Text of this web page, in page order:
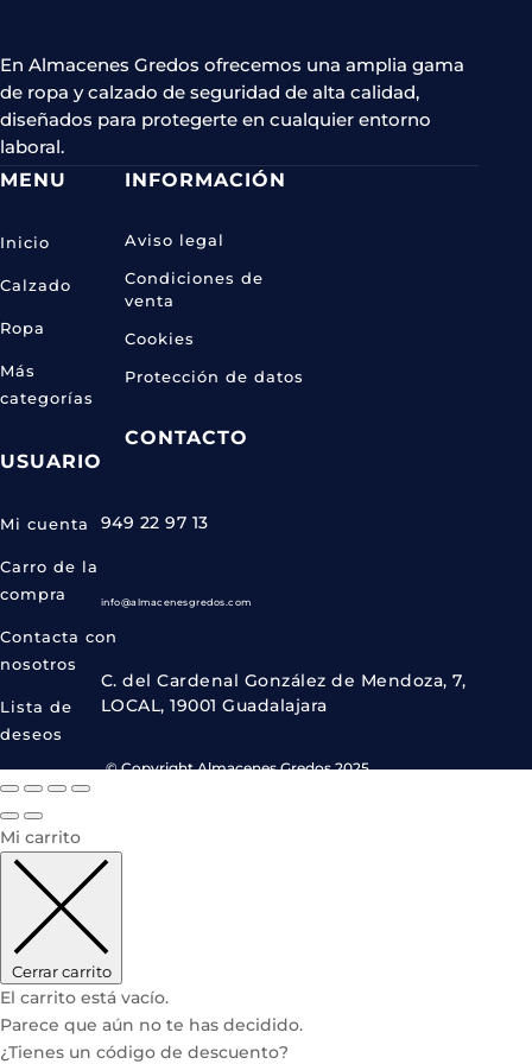
de
producto
elegir
en
página
En Almacenes Gredos ofrecemos una amplia gama
de ropa y calzado de seguridad de alta calidad,
diseñados para protegerte en cualquier entorno
laboral.
MENU
Inicio
Calzado
Ropa
Más
categorías
USUARIO
Mi cuenta
Carro de la
compra
Contacta con
nosotros
Lista de
deseos
INFORMACIÓN
Aviso legal
Condiciones de
venta
Cookies
Protección de datos
CONTACTO
949 22 97 13
info@almacenesgredos.com
C. del Cardenal González de Mendoza, 7,
LOCAL, 19001 Guadalajara
© Copyright Almacenes Gredos 2025.
Mi carrito
Cerrar carrito
El carrito está vacío.
Parece que aún no te has decidido.
¿Tienes un código de descuento?